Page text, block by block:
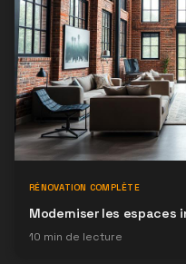
RÉNOVATION COMPLÈTE
Moderniser les espaces
10 min de lecture